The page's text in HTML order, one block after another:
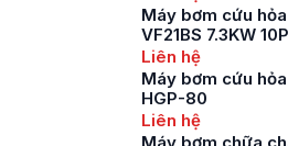
Máy bơm cứu
VF21BS 7.3KW
Liên hệ
Máy bơm cứu
HGP-80
Liên hệ